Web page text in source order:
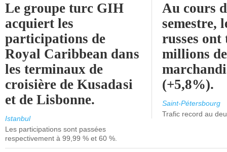
Le groupe turc GIH
acquiert les
participations de
Royal Caribbean dans
les terminaux de
croisière de Kusadasi
et de Lisbonne.
Istanbul
Les participations sont passées
respectivement à 99,99 % et 60 %.
Au cours
semestre,
russes
millions
(+5,8%).
Saint-Pétersbourg
Trafic record au